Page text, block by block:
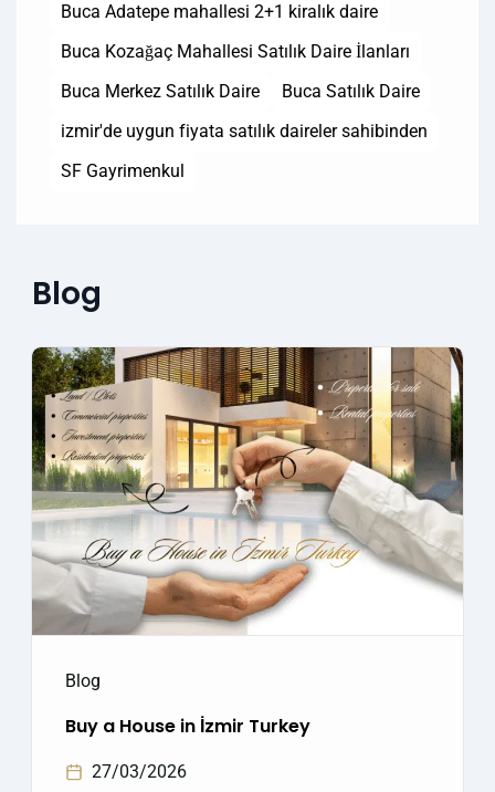
Buca Adatepe mahallesi 2+1 kiralık daire
Buca Kozağaç Mahallesi Satılık Daire İlanları
Buca Merkez Satılık Daire
Buca Satılık Daire
izmir'de uygun fiyata satılık daireler sahibinden
SF Gayrimenkul
Blog
Blog
Buy a House in İzmir Turkey
27/03/2026